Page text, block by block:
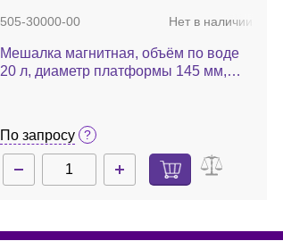
505-30000-00 Нет в наличии
Мешалка магнитная, объём по воде
20 л, диаметр платформы 145 мм,
По запросу